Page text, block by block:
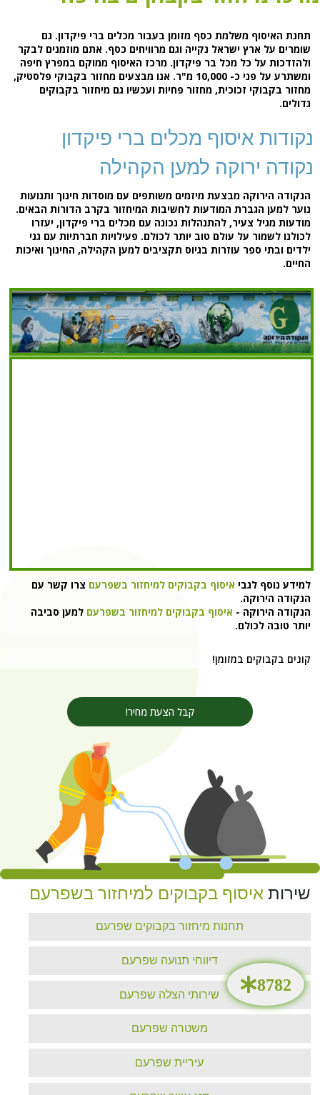
תחנת האיסוף משלמת כסף מזומן בעבור מכלים ברי פיקדון. גם
שומרים על ארץ ישראל נקייה וגם מרוויחים כסף. אתם מוזמנים לבקר
ולהזדכות על כל מכל בר פיקדון. מרכז האיסוף ממוקם במפרץ חיפה
ומשתרע על פני כ- 10,000 מ"ר. אנו מבצעים מחזור בקבוקי פלסטיק,
מחזור בקבוקי זכוכית, מחזור פחיות ועכשיו גם מיחזור בקבוקים
גדולים.
נקודות איסוף מכלים ברי פיקדון
נקודה ירוקה למען הקהילה
הנקודה הירוקה מבצעת מיזמים משותפים עם מוסדות חינוך ותנועות
נוער למען הגברת המודעות לחשיבות המיחזור בקרב הדורות הבאים.
מודעות מגיל צעיר, להתנהלות נכונה עם מכלים ברי פיקדון, יעזרו
לכולנו לשמור על עולם טוב יותר לכולם. פעילויות חברתיות עם גני
ילדים ובתי ספר עוזרות בגיוס תקציבים למען הקהילה, החינוך ואיכות
החיים.
למידע נוסף לגבי איסוף בקבוקים למיחזור בשפרעם צרו קשר עם
הנקודה הירוקה.
הנקודה הירוקה - איסוף בקבוקים למיחזור בשפרעם למען סביבה
יותר טובה לכולם.
קונים בקבוקים במזומן!
קבל הצעת מחיר!
שירות איסוף בקבוקים למיחזור בשפרעם
תחנות מיחזור בקבוקים שפרעם
דיווחי תנועה שפרעם
שירותי הצלה שפרעם
משטרה שפרעם
עיריית שפרעם